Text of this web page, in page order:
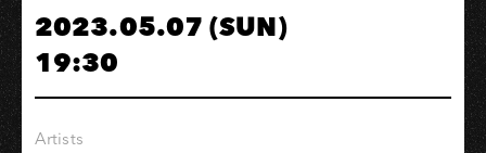
音
樂
讀
譜
2023.05.07 (SUN)
19:30
Artists